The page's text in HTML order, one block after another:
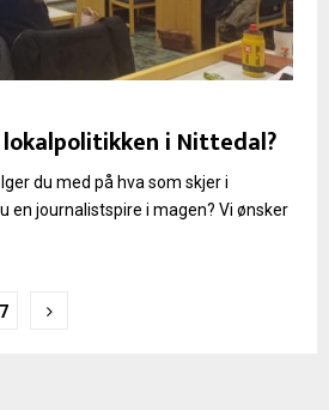
i Nittedal?
du med på hva som skjer i
en journalistspire i magen? Vi ønsker